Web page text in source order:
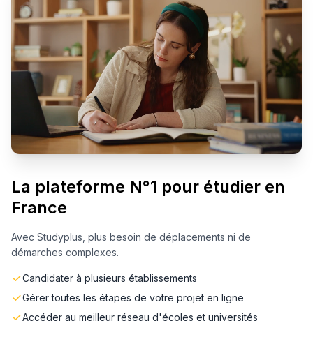
La plateforme N°1 pour étudier en
France
Avec Studyplus, plus besoin de déplacements ni de
démarches complexes.
Candidater à plusieurs établissements
Gérer toutes les étapes de votre projet en ligne
Accéder au meilleur réseau d'écoles et universités